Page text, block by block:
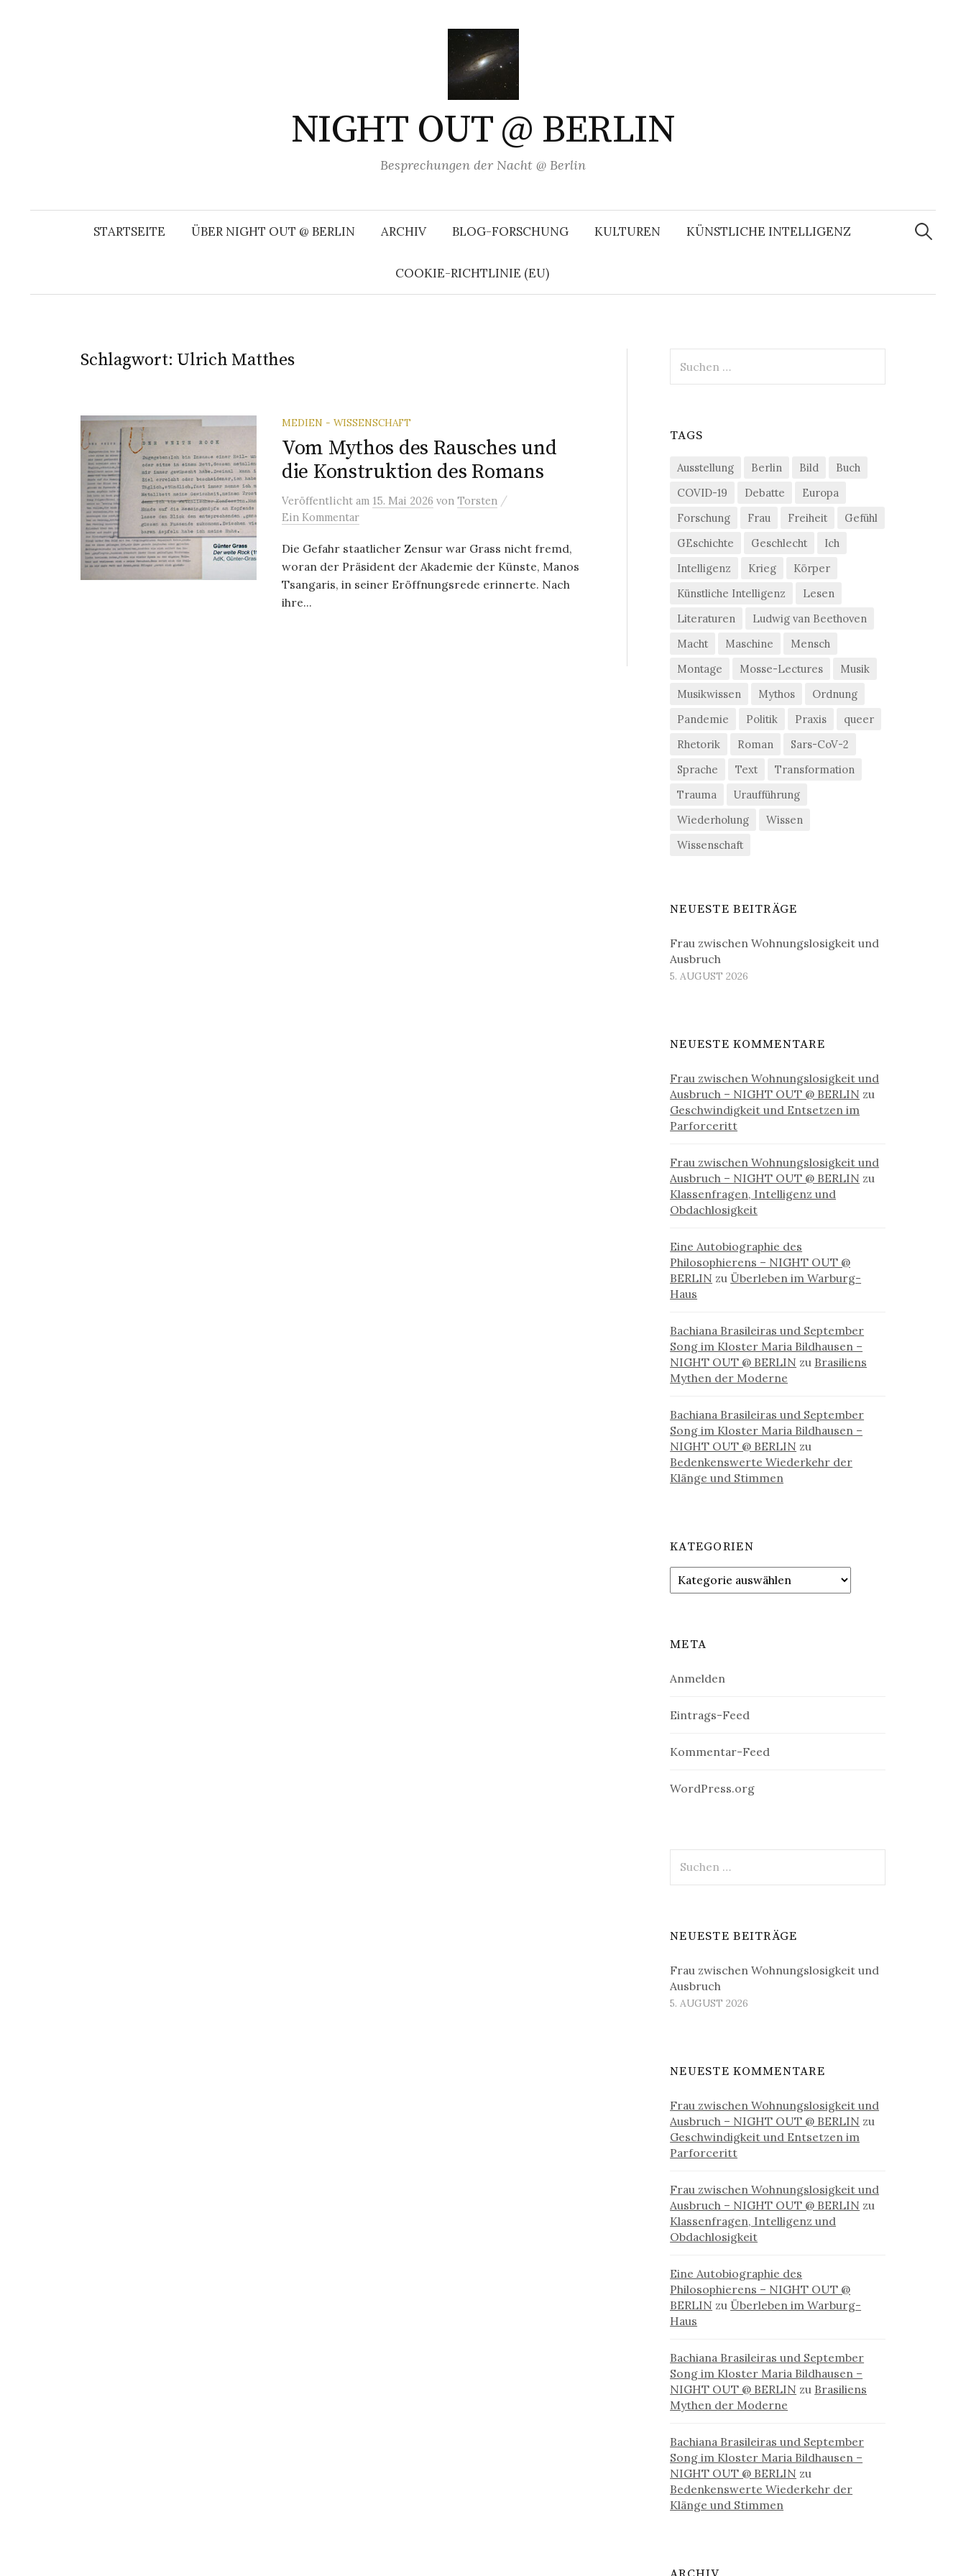
NIGHT OUT @ BERLIN
Besprechungen der Nacht @ Berlin
STARTSEITE ÜBER NIGHT OUT @ BERLIN ARCHIV BLOG-FORSCHUNG KULTUREN KÜNSTLICHE INTELLIGENZ
COOKIE-RICHTLINIE (EU)
Suchen
nach:
Schlagwort: Ulrich Matthes
MEDIEN - WISSENSCHAFT
Vom Mythos des Rausches und
die Konstruktion des Romans
Veröffentlicht am 15. Mai 2026 von Torsten /
Ein Kommentar
Die Gefahr staatlicher Zensur war Grass nicht fremd,
woran der Präsident der Akademie der Künste, Manos
Tsangaris, in seiner Eröffnungsrede erinnerte. Nach
ihre...
nach:
TAGS
Ausstellung Berlin Bild
Buch
COVID-19
Debatte
Europa
Forschung
Frau Freiheit
Gefühl
GEschichte
Geschlecht
Ich
Intelligenz
Krieg
Körper
Künstliche Intelligenz
Lesen
Literaturen
Ludwig van Beethoven
Macht
Maschine
Mensch
Montage
Mosse-Lectures
Musik
Musikwissen
Mythos
Ordnung
Pandemie
Politik Praxis
queer
Rhetorik
Roman
Sars-CoV-2
Sprache
Text
Transformation
Trauma
Uraufführung
Wiederholung
Wissen
Wissenschaft
NEUESTE BEITRÄGE
Frau zwischen Wohnungslosigkeit und
Ausbruch
5. AUGUST 2026
NEUESTE KOMMENTARE
Frau zwischen Wohnungslosigkeit und
Ausbruch – NIGHT OUT @ BERLIN zu
Geschwindigkeit und Entsetzen im
Parforceritt
Frau zwischen Wohnungslosigkeit und
Ausbruch – NIGHT OUT @ BERLIN zu
Klassenfragen, Intelligenz und
Obdachlosigkeit
Eine Autobiographie des
Philosophierens – NIGHT OUT @
BERLIN zu Überleben im Warburg-
Haus
Bachiana Brasileiras und September
Song im Kloster Maria Bildhausen –
NIGHT OUT @ BERLIN zu Brasiliens
Mythen der Moderne
Bachiana Brasileiras und September
Song im Kloster Maria Bildhausen –
NIGHT OUT @ BERLIN zu
Bedenkenswerte Wiederkehr der
Klänge und Stimmen
KATEGORIEN
Kategorien
META
Anmelden
Eintrags-Feed
Kommentar-Feed
WordPress.org
nach:
NEUESTE BEITRÄGE
Frau zwischen Wohnungslosigkeit und
Ausbruch
5. AUGUST 2026
NEUESTE KOMMENTARE
Frau zwischen Wohnungslosigkeit und
Ausbruch – NIGHT OUT @ BERLIN zu
Geschwindigkeit und Entsetzen im
Parforceritt
Frau zwischen Wohnungslosigkeit und
Ausbruch – NIGHT OUT @ BERLIN zu
Klassenfragen, Intelligenz und
Obdachlosigkeit
Eine Autobiographie des
Philosophierens – NIGHT OUT @
BERLIN zu Überleben im Warburg-
Haus
Bachiana Brasileiras und September
Song im Kloster Maria Bildhausen –
NIGHT OUT @ BERLIN zu Brasiliens
Mythen der Moderne
Bachiana Brasileiras und September
Song im Kloster Maria Bildhausen –
NIGHT OUT @ BERLIN zu
Bedenkenswerte Wiederkehr der
Klänge und Stimmen